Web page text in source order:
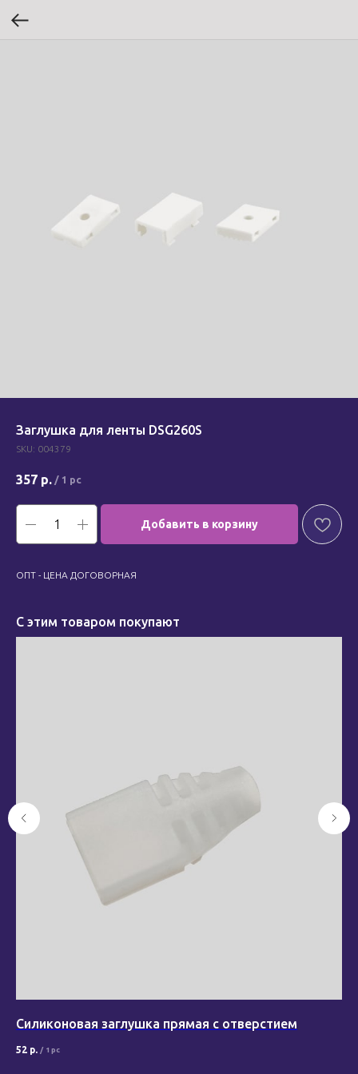
Заглушка для ленты DSG260S
SKU: 004379
357 р. / 1 pc
Добавить в корзину
ОПТ - ЦЕНА ДОГОВОРНАЯ
С этим товаром покупают
Силиконовая заглушка прямая с отверстием
52 р. / 1 pc